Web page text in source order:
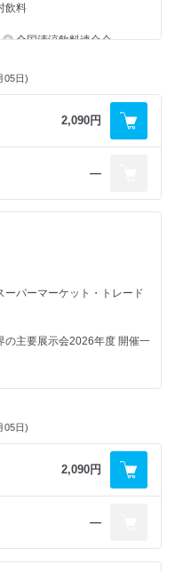
解決への長い旅－
成‐Ⅲ ◎ 小林光
ドワイド
飲料
◎ 全国清涼飲料連合会
バヤシ
進団体連絡会
ステム
験◎ ロッテ
05日)
2,090円
―
パーマーケット・トレード
主要展示会2026年度 開催一
トールコーヒー
しさ」で高評価◎ ガラスびん
05日)
2,090円
―